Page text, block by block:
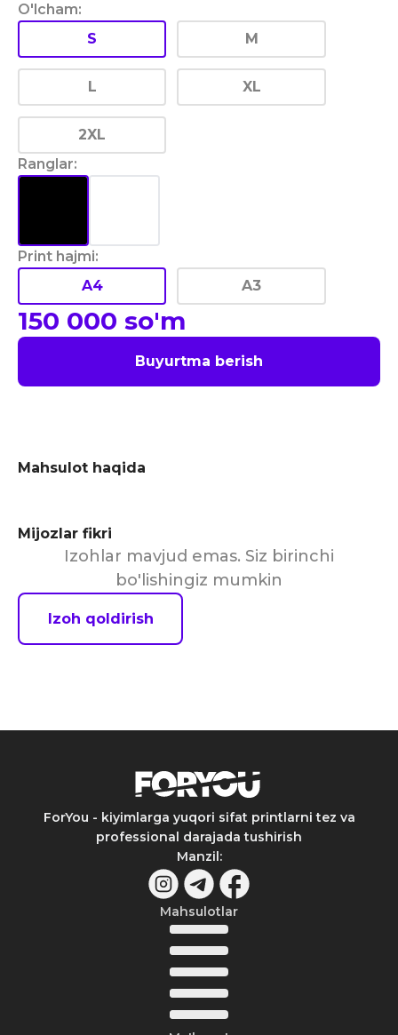
O'lcham:
S
M
L XL
2XL
Ranglar:
Print hajmi:
A4
A3
150 000 so'm
Buyurtma berish
Mahsulot haqida
Mijozlar fikri
Izohlar mavjud emas. Siz birinchi
bo'lishingiz mumkin
Izoh qoldirish
ForYou - kiyimlarga yuqori sifat printlarni tez va
professional darajada tushirish
Manzil:
Mahsulotlar